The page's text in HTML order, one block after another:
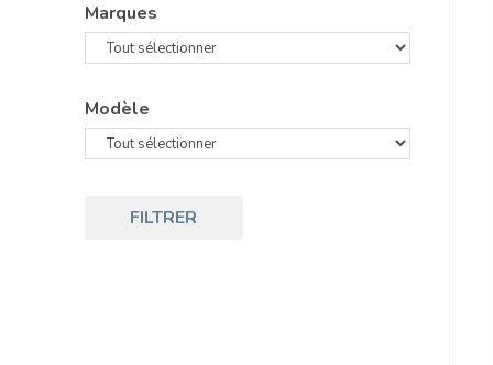
Marques
Modèle
FILTRER